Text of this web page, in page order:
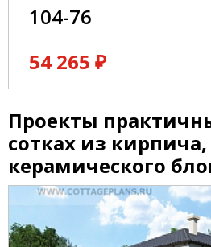
104-76
54 265 ₽
Проекты
сотках из кирпича,
керамического